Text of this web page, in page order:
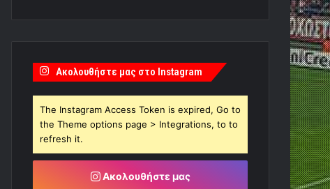
Ακολουθήστε μας στο Instagram
The Instagram Access Token is expired, Go to
the Theme options page > Integrations, to to
refresh it.
Ακολουθήστε μας